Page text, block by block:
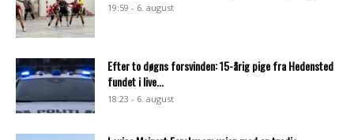
19:59 - 6. august
Efter to døgns forsvinden: 15-årig pige fra Hedensted
fundet i live...
18:23 - 6. august